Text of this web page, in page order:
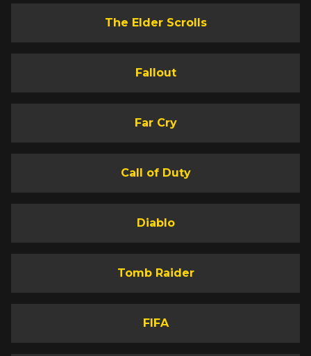
The Elder Scrolls
Fallout
Far Cry
Call of Duty
Diablo
Tomb Raider
FIFA